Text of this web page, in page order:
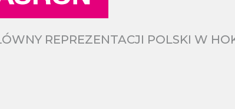
REPREZENTACJI POLSKI W